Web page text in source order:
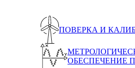
ПОВЕРКА И
ОБЕСПЕЧЕНИЕ